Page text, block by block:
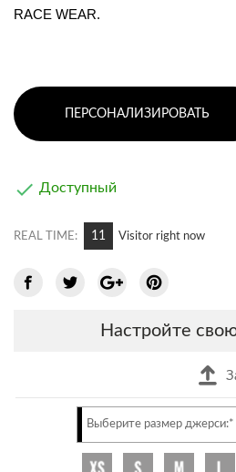
RACE WEAR.
ПЕРСОНАЛИЗИРОВАТЬ
 Доступный
REAL TIME: 12 Visitor right now
Настройте
Выберите размер джерси:*